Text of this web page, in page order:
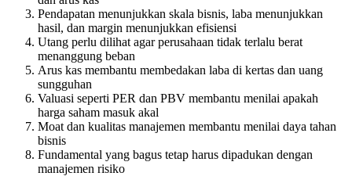
Pendapatan menunjukkan skala bisnis, laba menunjukkan
hasil, dan margin menunjukkan efisiensi
Utang perlu dilihat agar perusahaan tidak terlalu berat
menanggung beban
Arus kas membantu membedakan laba di kertas dan uang
sungguhan
Valuasi seperti PER dan PBV membantu menilai apakah
harga saham masuk akal
Moat dan kualitas manajemen membantu menilai daya tahan
bisnis
Fundamental yang bagus tetap harus dipadukan dengan
manajemen risiko